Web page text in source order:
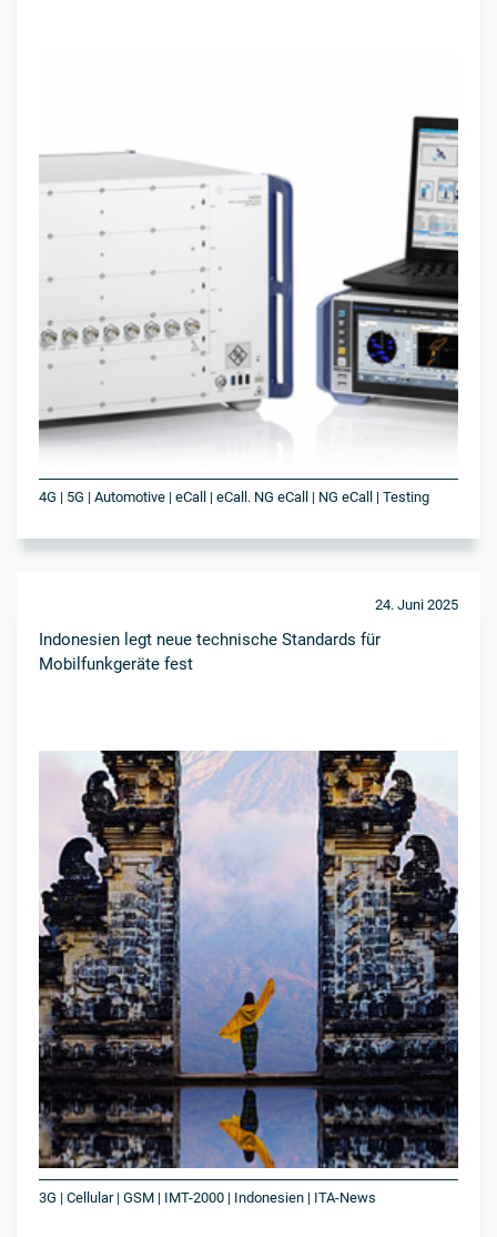
4G | 5G | Automotive | eCall | eCall. NG eCall | NG eCall | Testing
24. Juni 2025
Indonesien legt neue technische Standards für
Mobilfunkgeräte fest
3G | Cellular | GSM | IMT-2000 | Indonesien | ITA-News